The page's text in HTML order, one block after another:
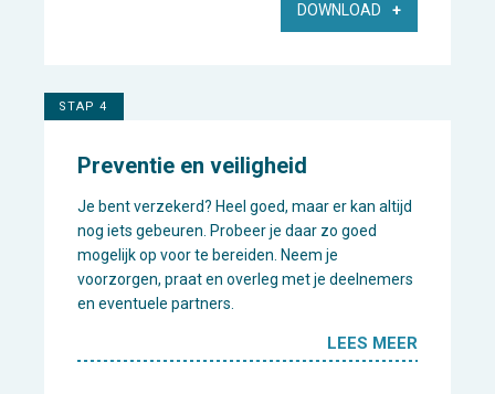
DOWNLOAD
STAP 4
Preventie en veiligheid
Je bent verzekerd? Heel goed, maar er kan altijd
nog iets gebeuren. Probeer je daar zo goed
mogelijk op voor te bereiden. Neem je
voorzorgen, praat en overleg met je deelnemers
en eventuele partners.
LEES MEER